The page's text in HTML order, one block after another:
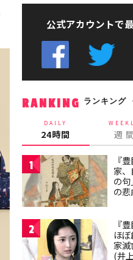
公式アカウントで
RANKING ランキング
DAILY
24時間 週
1
『
家
の
の悲
2
『
ほ
家
(井